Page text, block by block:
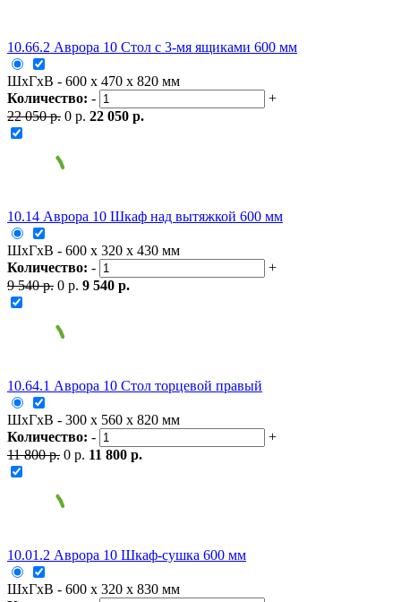
10.66.2 Аврора 10 Стол с 3-мя ящиками 600 мм
ШxГxВ - 600 x 470 x 820 мм
Количество: -
+
22 050 р. 0 р. 22 050 р.
10.14 Аврора 10 Шкаф над вытяжкой 600 мм
ШxГxВ - 600 x 320 x 430 мм
Количество: -
+
9 540 р. 0 р. 9 540 р.
10.64.1 Аврора 10 Стол торцевой правый
ШxГxВ - 300 x 560 x 820 мм
Количество: -
+
11 800 р. 0 р. 11 800 р.
10.01.2 Аврора 10 Шкаф-сушка 600 мм
ШxГxВ - 600 x 320 x 830 мм